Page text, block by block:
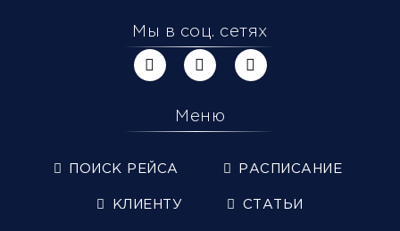
Мы в соц. сетях
Меню
ПОИСК РЕЙСА РАСПИСАНИЕ
КЛИЕНТУ СТАТЬИ